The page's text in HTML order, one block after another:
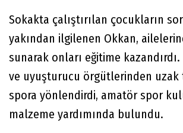
Sokakta çalıştırılan çocukların
yakından ilgilenen Okkan,
sunarak onları eğitime
ve uyuşturucu örgütlerinden uzak
spora yönlendirdi, amatör spor
malzeme yardımında bulundu.